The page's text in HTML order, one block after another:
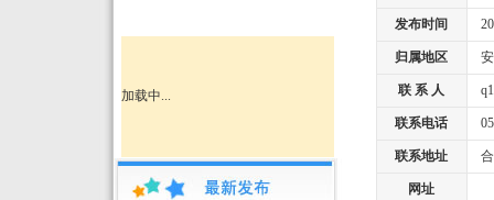
加载中...
发布时间
归属地区 安
联 系 人
联系电话
联系地址 合
网址